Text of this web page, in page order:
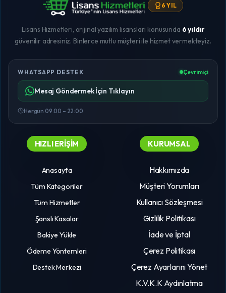
6 YIL
Lisans Hizmetleri, orijinal yazılım lisansları konusunda 6 yıldır
güvenilir adresiniz. Binlerce mutlu müşteri ile hizmet vermekteyiz.
WHATSAPP DESTEK Çevrimiçi
Mesaj Göndermek İçin Tıklayın
Hergün 09:00 – 22:00
HIZLI ERIŞIM
Anasayfa
Tüm Kategoriler
Tüm Hizmetler
Şanslı Kasalar
Bakiye Yükle
Ödeme Yöntemleri
Destek Merkezi
KURUMSAL
Hakkımızda
Müşteri Yorumları
Kullanıcı Sözleşmesi
Gizlilik Politikası
İade ve İptal
Çerez Politikası
Çerez Ayarlarını Yönet
K.V.K.K Aydınlatma